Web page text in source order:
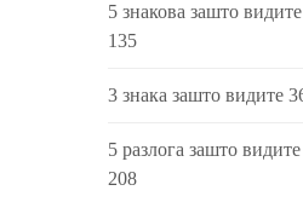
5 знакова зашто
135
3 знака зашто видите
5 разлога зашто
208